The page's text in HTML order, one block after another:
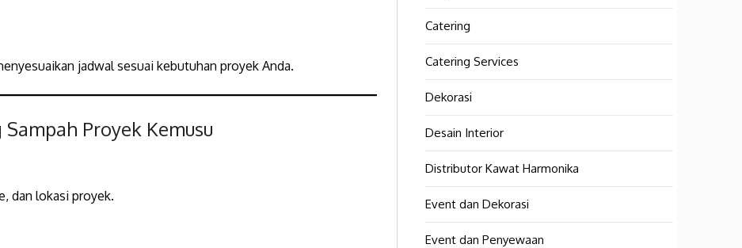
jadwal sesuai kebutuhan proyek Anda.
Proyek Kemusu
dan lokasi proyek.
Catering
Catering Services
Dekorasi
Desain Interior
Distributor Kawat Harmonika
Event dan Dekorasi
Event dan Penyewaan